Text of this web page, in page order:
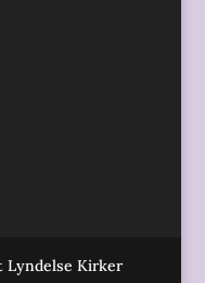
Lyndelse Kirker